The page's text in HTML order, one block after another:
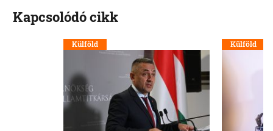
Kapcsolódó cikk
Külföld Külföld